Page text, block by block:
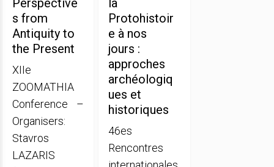
Perspective
s from
Antiquity to
the Present
XIIe
ZOOMATHIA
Conference –
Organisers:
Stavros
LAZARIS
la
Protohistoir
e à nos
jours :
approches
archéologiq
ues et
historiques
46es
Rencontres